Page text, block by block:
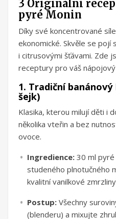
3 Originální
pyré Monin
Díky své koncentrované
ekonomické. Skvěle se pojí
i citrusovými šťávami. Zde
receptury pro váš
1. Tradiční
šejk)
Klasika, kterou milují děti i
několika vteřin a bez
ovoce.
Ingredience: 30 ml pyré
studeného plnotučného
kvalitní vanilkové
Postup: Všechny
(blenderu) a mixujte